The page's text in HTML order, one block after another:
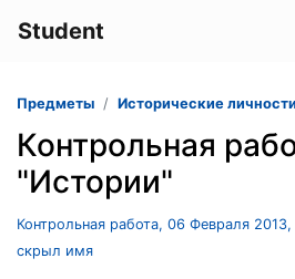
Student
Предметы Исторические личности
Контрольная
"Истории"
Контрольная работа, 06 Февраля
скрыл имя